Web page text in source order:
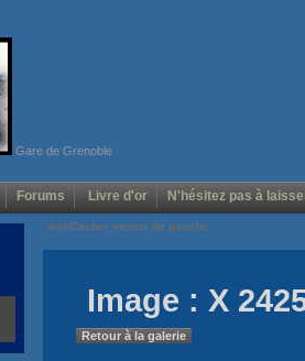
Gare de Grenoble
Forums Livre d'or N'hésitez pas à
Voir/Cacher menus de gauche
Image : X
Retour à la galerie